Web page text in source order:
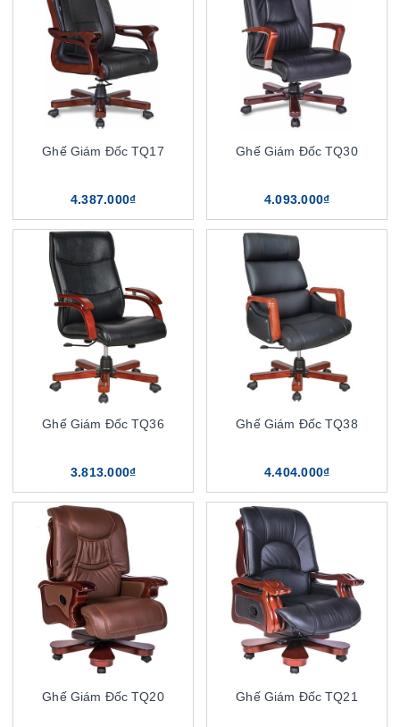
Ghế Giám Đốc TQ17
4.387.000₫
Ghế Giám Đốc TQ30
4.093.000₫
Ghế Giám Đốc TQ36
3.813.000₫
Ghế Giám Đốc TQ38
4.404.000₫
Ghế Giám Đốc TQ20 Ghế Giám Đốc TQ21